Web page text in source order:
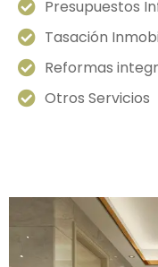
Presupuestos
Tasación
Reformas
Otros Servicios